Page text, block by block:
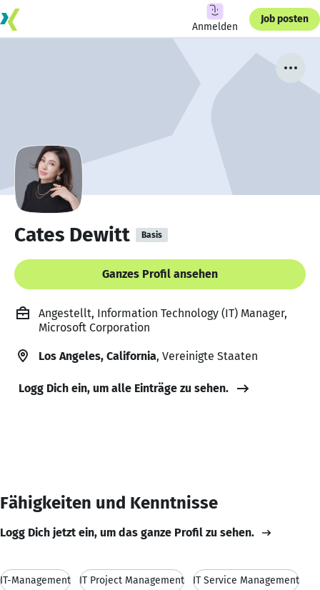
Anmelden
Job posten
Cates Dewitt Basis
Ganzes Profil ansehen
Angestellt, Information Technology (IT) Manager,
Microsoft Corporation
Los Angeles, California, Vereinigte Staaten
Logg Dich ein, um alle Einträge zu sehen.
Fähigkeiten und Kenntnisse
Logg Dich jetzt ein, um das ganze Profil zu sehen.
IT-Management IT Project Management IT Service Management